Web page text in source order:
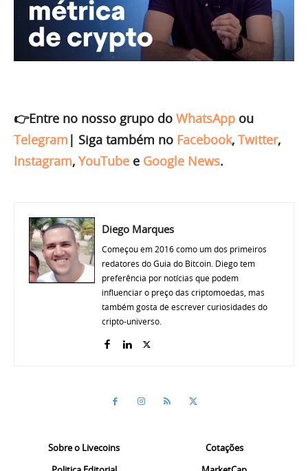
👉Entre no nosso grupo do WhatsApp ou
Telegram | Siga também no Facebook, Twitter,
Instagram, YouTube e Google News.
Diego Marques
Começou em 2016 como um dos primeiros
redatores do Guia do Bitcoin. Diego tem
preferência por notícias que podem
influenciar o preço das criptomoedas, mas
também gosta de escrever curiosidades do
cripto-universo.
Sobre o Livecoins
Cotações